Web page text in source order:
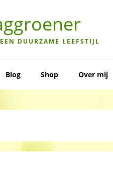
DUURZAME LEEFSTIJL
Blog Shop Over mij